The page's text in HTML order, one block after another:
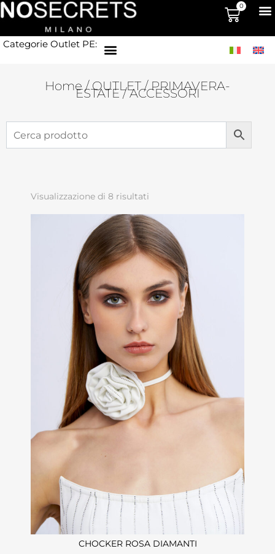
0
Categorie Outlet PE:
Home/OUTLET/PRIMAVERA-
ESTATE/ ACCESSORI
Visualizzazione di 8 risultati
CHOCKER ROSA DIAMANTI